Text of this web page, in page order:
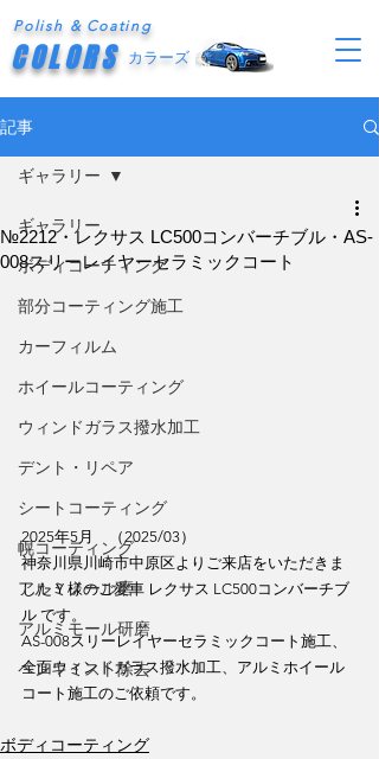
Polish & Coating
COLORS カラーズ
記事
ギャラリー
ボディコーティング
部分コーティング施工
カーフィルム
ホイールコーティング
ウィンドガラス撥水加工
デント・リペア
シートコーティング
幌コーティング
アルミノール磨
アルミモール研磨
ペンキミスト除去
ギャラリー
№2212・レクサス LC500コンバーチブル・AS-
008スリーレイヤーセラミックコート
2025年5月　（2025/03）
神奈川県川崎市中原区よりご来店をいただきま
したＹ様のご愛車 レクサス LC500コンバーチブ
ル です。
AS-008スリーレイヤーセラミックコート施工、
全面ウィンドガラス撥水加工、アルミホイール
コート施工のご依頼です。
ボディコーティング